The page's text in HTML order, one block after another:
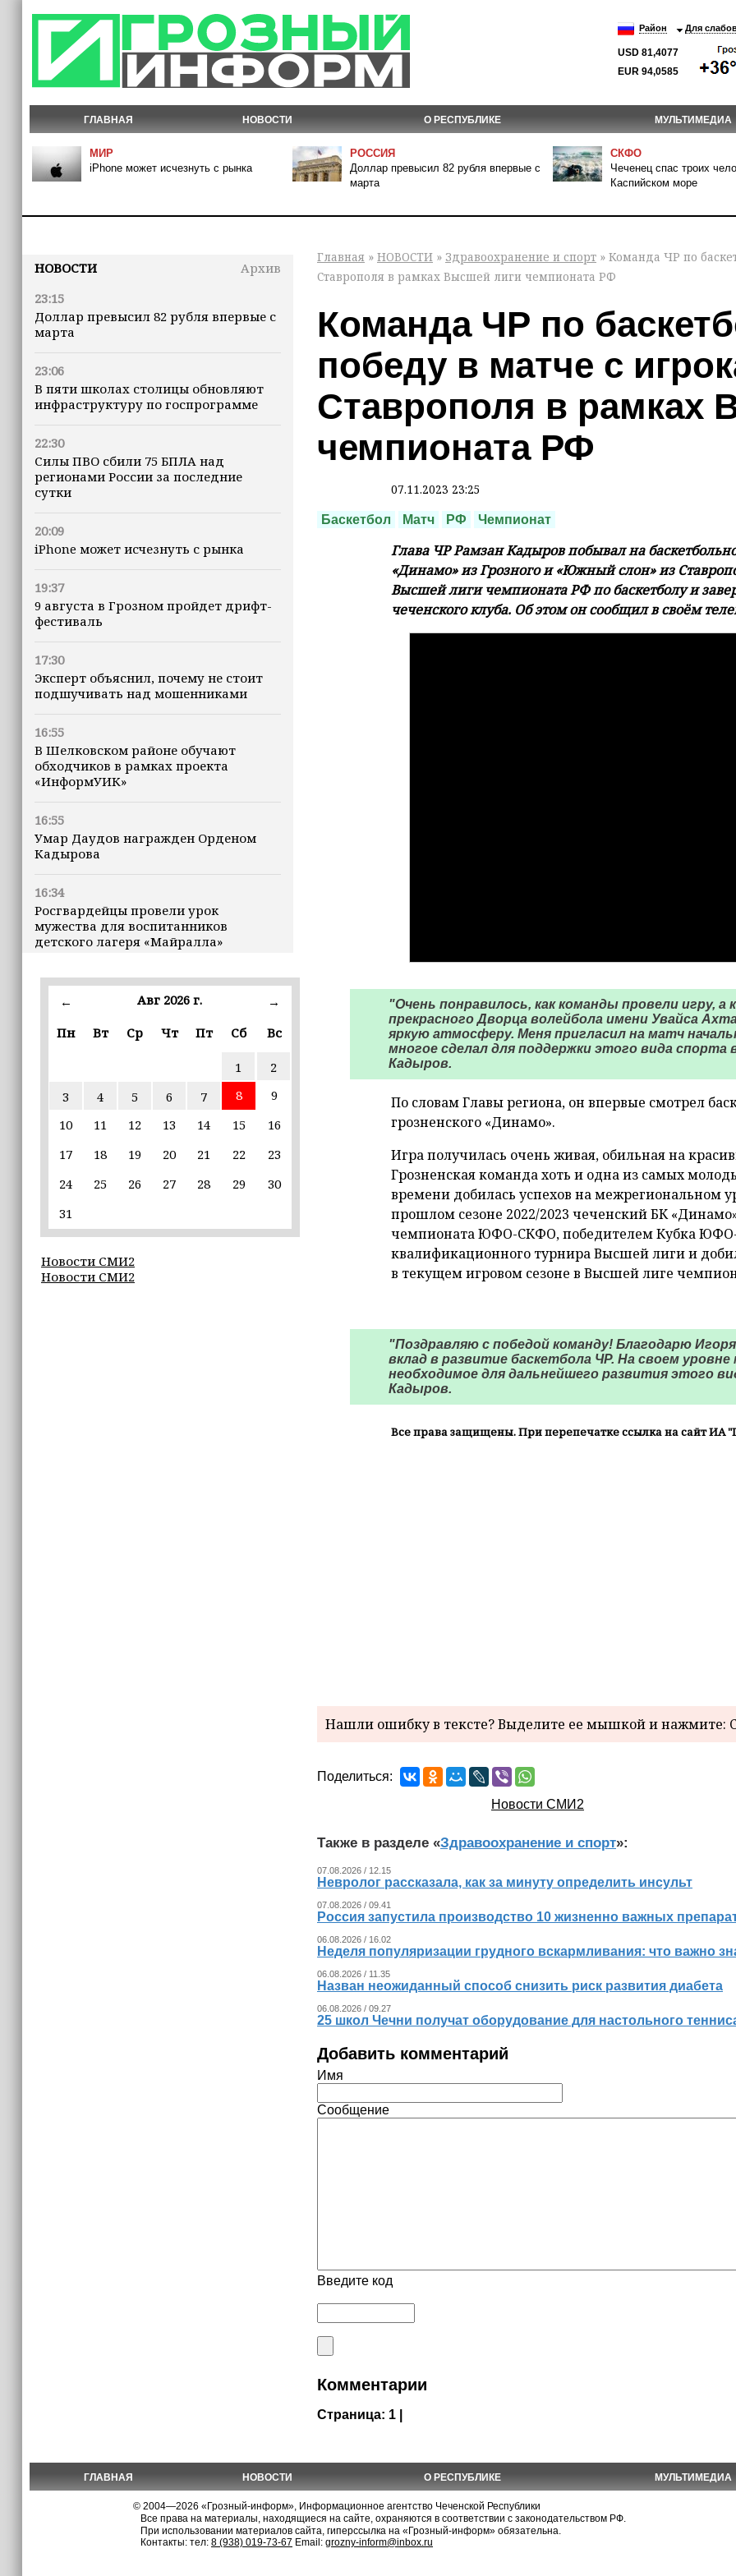
Район Для
USD 81,4077
EUR 94,0585
ГЛАВНАЯ НОВОСТИ О РЕСПУБЛИКЕ МУЛЬТИМЕДИА
МИР
iPhone может исчезнуть с рынка
РОССИЯ
Доллар превысил 82 рубля впервые с
марта
СКФО
Чеченец спас троих
Каспийском море
НОВОСТИ
Архив
23:15
Доллар превысил 82 рубля впервые с
марта
23:06
В пяти школах столицы обновляют
инфраструктуру по госпрограмме
22:30
Силы ПВО сбили 75 БПЛА над
регионами России за последние
сутки
20:09
iPhone может исчезнуть с рынка
19:37
9 августа в Грозном пройдет дрифт-
фестиваль
17:30
Эксперт объяснил, почему не стоит
подшучивать над мошенниками
16:55
В Шелковском районе обучают
обходчиков в рамках проекта
«ИнформУИК»
16:55
Умар Даудов награжден Орденом
Кадырова
16:34
Росгвардейцы провели урок
мужества для воспитанников
детского лагеря «Майралла»
16:30
Дмитрий Чернышенко: Внутренний
въездной — на 20,1%
Из бюджета Чечни дополнительно
выделено 505 млн рублей
пострадавшим от паводков
15:35
— стать большой
Избирательные участки Шатоя
готовы к приёму голосов
← Авг 2026 г.
→
Пн
Вт Ср Чт Пт Сб Вс
1
2
3
4 5 6 7 8
9
10
11 12 13 14 15
16
17
18 19 20 21 22
23
24
25 26 27 28 29
30
31
Новости СМИ2
Новости СМИ2
Главная » НОВОСТИ » Здравоохранение и спорт » Команда ЧР по
Ставрополя в рамках Высшей лиги чемпионата РФ
Команда ЧР по
победу в матче с
Ставрополя в рамках
чемпионата РФ
07.11.2023 23:25
Баскетбол Матч РФ Чемпионат
Глава ЧР Рамзан Кадыров побывал на
«Динамо» из Грозного и «Южный слон» из
Высшей лиги чемпионата РФ по баскетболу и
чеченского клуба. Об этом он сообщил в своём
"Очень понравилось, как команды провели игру,
прекрасного Дворца волейбола имени Увайса
яркую атмосферу. Меня пригласил на матч
многое сделал для поддержки этого вида спорта
Кадыров.
По словам Главы региона, он впервые смотрел
грозненского «Динамо».
Игра получилась очень живая, обильная на
Грозненская команда хоть и одна из самых
времени добилась успехов на межрегиональном
прошлом сезоне 2022/2023 чеченский БК
чемпионата ЮФО-СКФО, победителем Кубка
квалификационного турнира Высшей лиги и
в текущем игровом сезоне в Высшей лиге
"Поздравляю с победой команду! Благодарю
вклад в развитие баскетбола ЧР. На своем
необходимое для дальнейшего развития этого
Кадыров.
Все права защищены. При перепечатке ссылка на сайт ИА
Нашли ошибку в тексте? Выделите ее мышкой и нажмите:
Поделиться:
Новости СМИ2
Также в разделе «Здравоохранение и спорт»:
07.08.2026 / 12.15
Невролог рассказала, как за минуту определить инсульт
07.08.2026 / 09.41
Россия запустила производство 10 жизненно важных
06.08.2026 / 16.02
Неделя популяризации грудного вскармливания: что важно
06.08.2026 / 11.35
Назван неожиданный способ снизить риск развития диабета
06.08.2026 / 09.27
25 школ Чечни получат оборудование для настольного
Добавить комментарий
Имя
Сообщение
Введите код
Комментарии
Страница: 1 |
ГЛАВНАЯ НОВОСТИ О РЕСПУБЛИКЕ МУЛЬТИМЕДИА
© 2004—2026 «Грозный-информ», Информационное агентство Чеченской Республики
Все права на материалы, находящиеся на сайте, охраняются в соответствии с законодательством РФ.
При использовании материалов сайта, гиперссылка на «Грозный-информ» обязательна.
Контакты: тел: 8 (938) 019-73-67 Email: grozny-inform@inbox.ru